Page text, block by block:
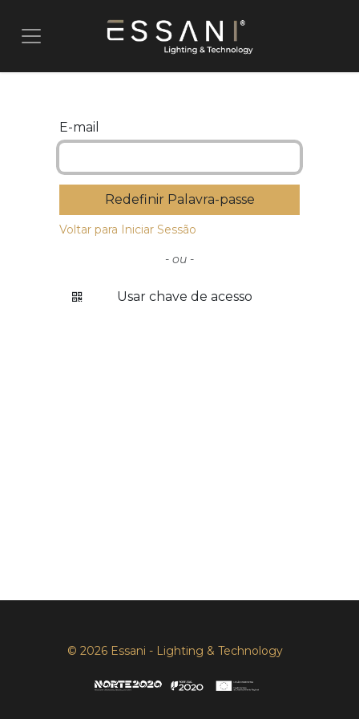
E-mail
Redefinir Palavra-passe
Voltar para Iniciar Sessão
- ou -
Usar chave de acesso
© 2026 Essani - Lighting & Technology